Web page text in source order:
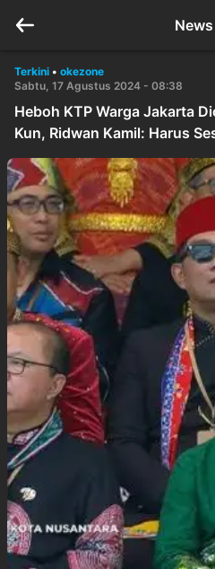
Terkini • okezone
Sabtu, 17 Agustus 2024 - 08:38
Heboh KTP Warga Jakarta
Kun, Ridwan Kamil: Harus